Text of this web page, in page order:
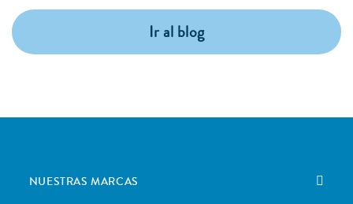
Ir al blog
NUESTRAS MARCAS